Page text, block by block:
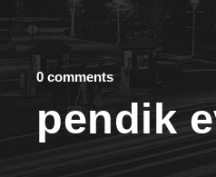
0 comments
pendik